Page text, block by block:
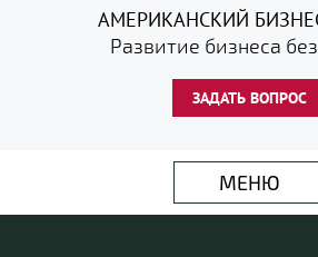
АМЕРИКАНСКИЙ
Развитие бизнеса
ЗАДАТЬ ВОПРОС
МЕНЮ